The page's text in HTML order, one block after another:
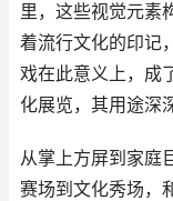
里，这些视觉元素
着流行文化的印记
戏在此意义上，成
化展览，其用途深
从掌上方屏到家庭
赛场到文化秀场，